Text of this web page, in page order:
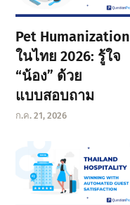
Pet Humanization
ในไทย 2026: รู้ใจ
“น้อง” ด้วย
แบบสอบถาม
ก.ค. 21, 2026